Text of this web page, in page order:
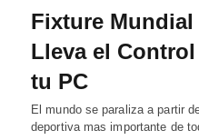
Fixture Mundial
Lleva el
tu PC
El mundo se paraliza a partir
deportiva mas importante de